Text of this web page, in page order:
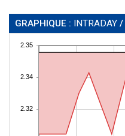
GRAPHIQUE : INTRADAY /